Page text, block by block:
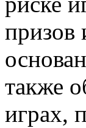
призов
также
играх,